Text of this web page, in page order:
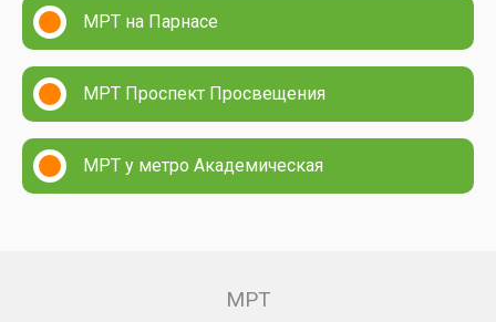
МРТ на Парнасе
МРТ Проспект Просвещения
МРТ у метро Академическая
МРТ